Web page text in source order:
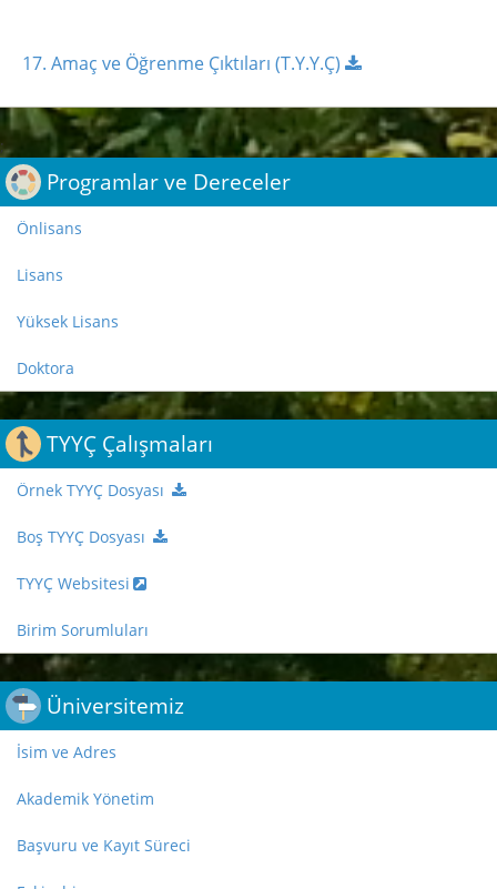
17. Amaç ve Öğrenme Çıktıları (T.Y.Y.Ç)
;
Programlar ve Dereceler
Önlisans
Lisans
Yüksek Lisans
Doktora
TYYÇ Çalışmaları
Örnek TYYÇ Dosyası
Boş TYYÇ Dosyası
TYYÇ Websitesi
Birim Sorumluları
Üniversitemiz
İsim ve Adres
Akademik Yönetim
Başvuru ve Kayıt Süreci